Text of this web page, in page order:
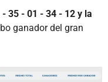
- 35 - 01 - 34 - 12 y la
ganador del gran